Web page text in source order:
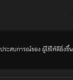
ะสบการณ์ของ ผู้ใช้ให้ดียิ่งขึ้น